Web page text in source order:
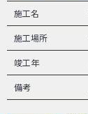
施工名
施工場所
竣工年
備考